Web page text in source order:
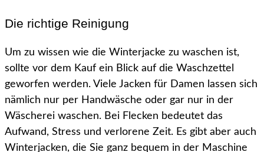
Die richtige Reinigung
Um zu wissen wie die Winterjacke zu waschen ist,
sollte vor dem Kauf ein Blick auf die Waschzettel
geworfen werden. Viele Jacken für Damen lassen sich
nämlich nur per Handwäsche oder gar nur in der
Wäscherei waschen. Bei Flecken bedeutet das
Aufwand, Stress und verlorene Zeit. Es gibt aber auch
Winterjacken, die Sie ganz bequem in der Maschine